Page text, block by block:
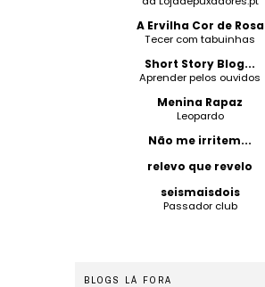
A Ervilha Cor de Rosa
Tecer com tabuinhas
Short Story Blog...
Aprender pelos ouvidos
Menina Rapaz
Leopardo
Não me irritem...
relevo que revelo
seismaisdois
Passador club
BLOGS LÁ FORA